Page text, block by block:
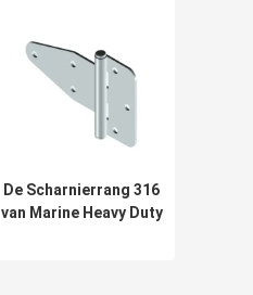
De Scharnierrang 316
van Marine Heavy Duty